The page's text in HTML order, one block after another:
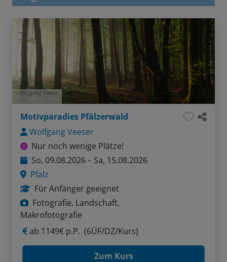
Wolfgang Veeser.
Motivparadies Pfälzerwald
Wolfgang Veeser
Nur noch wenige Plätze!
So, 09.08.2026 – Sa, 15.08.2026
Pfalz
Für Anfänger geeignet
Fotografie, Landschaft,
Makrofotografie
ab 1149€ p.P. (6ÜF/DZ/Kurs)
Zum Kurs